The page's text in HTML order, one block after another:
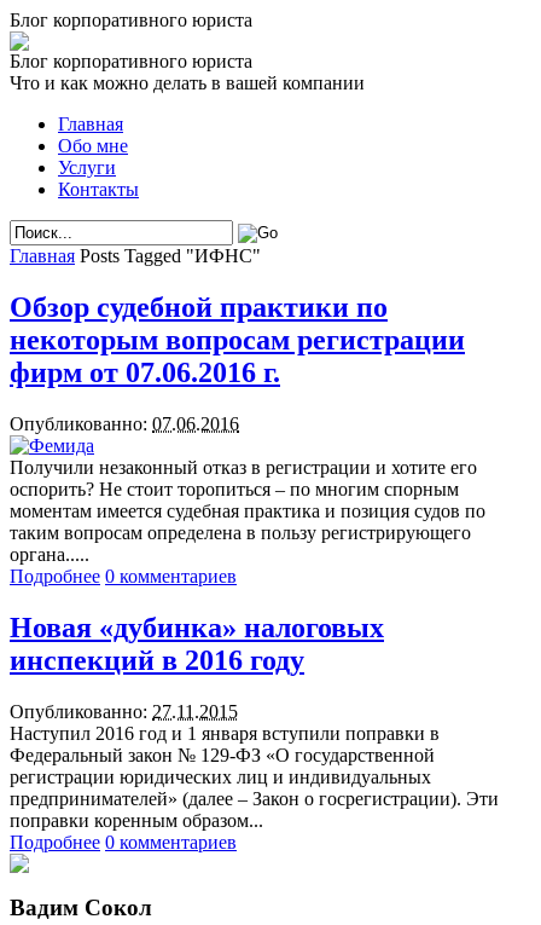
Блог корпоративного юриста
Блог корпоративного юриста
Что и как можно делать в вашей компании
Главная
Обо мне
Услуги
Контакты
Главная Posts Tagged "ИФНС"
Обзор судебной практики по
некоторым вопросам регистрации
фирм от 07.06.2016 г.
Опубликованно: 07.06.2016
Получили незаконный отказ в регистрации и хотите его
оспорить? Не стоит торопиться – по многим спорным
моментам имеется судебная практика и позиция судов по
таким вопросам определена в пользу регистрирующего
органа.....
Подробнее 0 комментариев
Новая «дубинка» налоговых
инспекций в 2016 году
Опубликованно: 27.11.2015
Наступил 2016 год и 1 января вступили поправки в
Федеральный закон № 129-ФЗ «О государственной
регистрации юридических лиц и индивидуальных
предпринимателей» (далее – Закон о госрегистрации). Эти
поправки коренным образом...
Подробнее 0 комментариев
Вадим Сокол